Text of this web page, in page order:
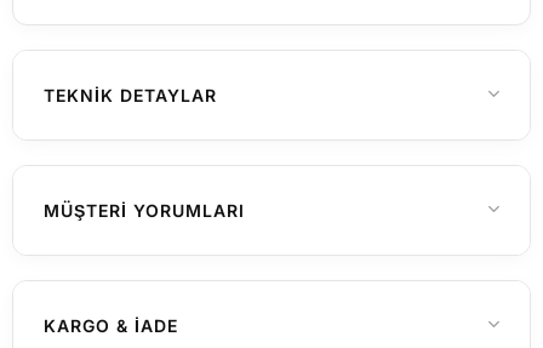
TEKNIK DETAYLAR
MATERYAL 925 Ayar Gümüş
MÜŞTERI YORUMLARI
KARGO & İADE